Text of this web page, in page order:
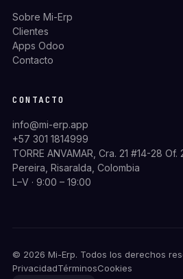
Sobre Mi-Erp
Clientes
Apps Odoo
Contacto
CONTACTO
info@mi-erp.app
+57 301 1814999
TORRE ANVAMAR, Cra. 21 #14-28 Of.
Pereira, Risaralda, Colombia
L–V · 9:00 – 19:00
© 2026 Mi-Erp. Todos los derechos
PrivacidadTérminosCookies